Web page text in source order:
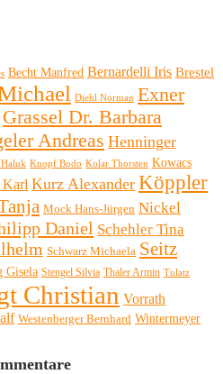
Becht Manfred Bernardelli Iris Brestel
Diehl Norman Exner
Grassel Dr. Barbara
Andreas Henninger
Knopf Bodo Kolar Thorsten Kowacs
Kurz Alexander Köppler
Mock Hans-Jürgen Nickel
Daniel Schehler Tina
Schwarz Michaela Seitz
Gisela Stengel Silvia Thaler Armin Tulatz
Christian Vorrath
Westenberger Bernhard Wintermeyer